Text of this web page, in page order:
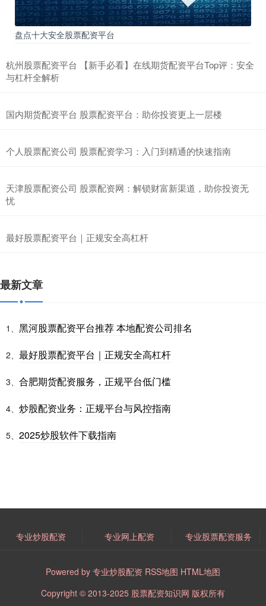
盘点十大安全股票配资平台
杭州股票配资平台 【新手必看】在线期货配资平台Top评：安全
与杠杆全解析
国内期货配资平台 股票配资平台：助你投资更上一层楼
个人股票配资公司 股票配资学习：入门到精通的快速指南
天津股票配资公司 股票配资网：解锁财富新渠道，助你投资无
忧
最好股票配资平台｜正规安全高杠杆
最新文章
1、 黑河股票配资平台推荐 本地配资公司排名
2、 最好股票配资平台｜正规安全高杠杆
3、 合肥期货配资服务，正规平台低门槛
4、 炒股配资业务：正规平台与风控指南
5、 2025炒股软件下载指南
专业炒股配资 专业网上配资 专业股票配资服务
Powered by 专业炒股配资 RSS地图 HTML地图
Copyright © 2013-2025 股票配资知识网 版权所有